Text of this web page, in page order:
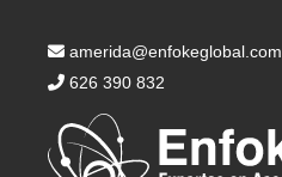
amerida@enfokeglobal.com
626 390 832